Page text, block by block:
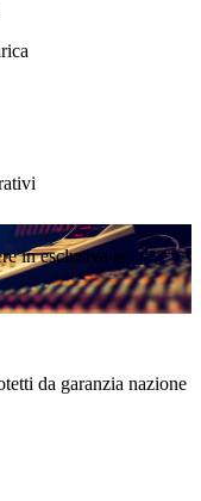
in esclusiva le
da garanzia nazione